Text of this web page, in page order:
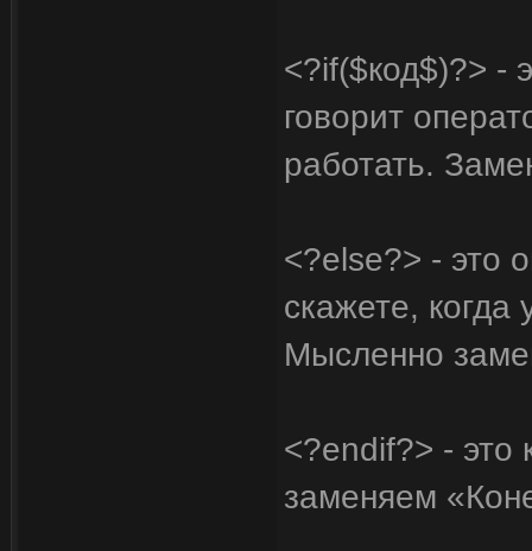
<?if($код$)?> -
говорит
работать.
<?else?> - это
скажете, когда
Мысленно
<?endif?> - это
заменяем